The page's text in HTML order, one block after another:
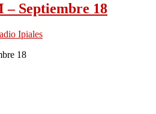
– Septiembre 18
Ipiales
18